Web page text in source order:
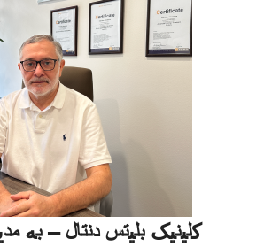
کلینیک بلیتس دنتال – به